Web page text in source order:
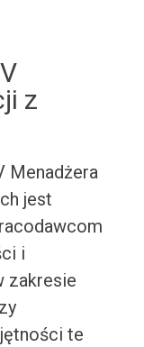
z
Menadżera
jest
i
zakresie
te